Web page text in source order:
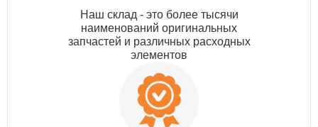
Наш склад - это более тысячи
наименований оригинальных
запчастей и различных расходных
элементов